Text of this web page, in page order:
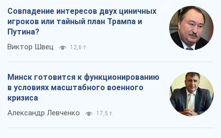
Совпадение интересов двух циничных
игроков или тайный план Трампа и
Путина?
Виктор Швец 12,6 т.
Минск готовится к функционированию
в условиях масштабного военного
кризиса
Александр Левченко 17,5 т.